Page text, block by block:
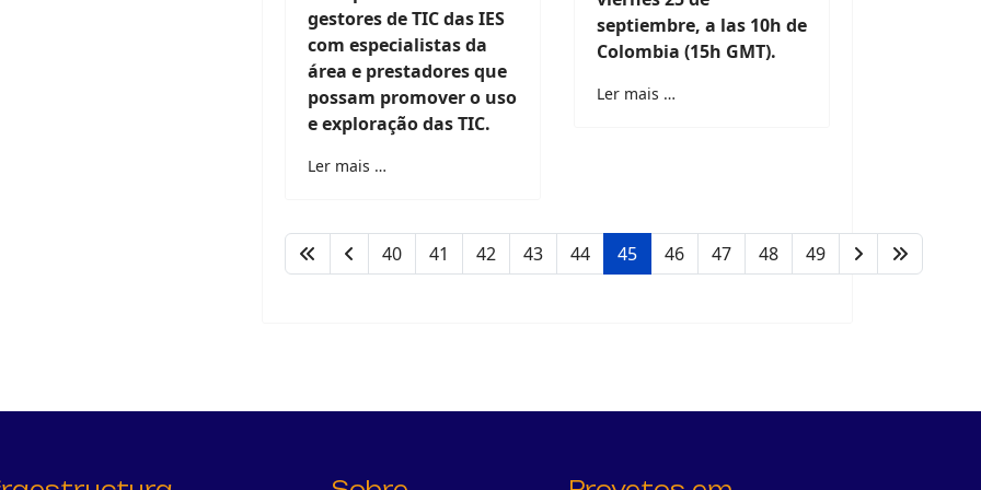
gestores de TIC das IES
com especialistas da
área e prestadores que
possam promover o uso
e exploração das TIC.
Ler mais …
septiembre, a las 10h de
Colombia (15h GMT).
Ler mais …
40 41 42 43 44 45 46 47 48 49